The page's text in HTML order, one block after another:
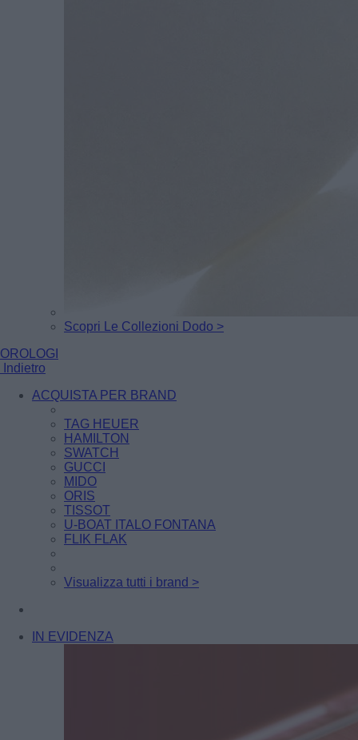
Scopri Le Collezioni Dodo >
OROLOGI
Indietro
ACQUISTA PER BRAND
TAG HEUER
HAMILTON
SWATCH
GUCCI
MIDO
ORIS
TISSOT
U-BOAT ITALO FONTANA
FLIK FLAK
Visualizza tutti i brand >
IN EVIDENZA